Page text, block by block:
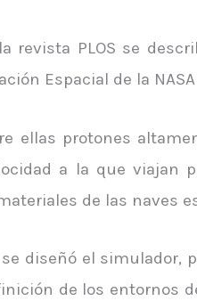
PLOS se
Espacial de la NASA
ellas protones
a la que viajan
de las naves
diseñó el simulador,
de los entornos